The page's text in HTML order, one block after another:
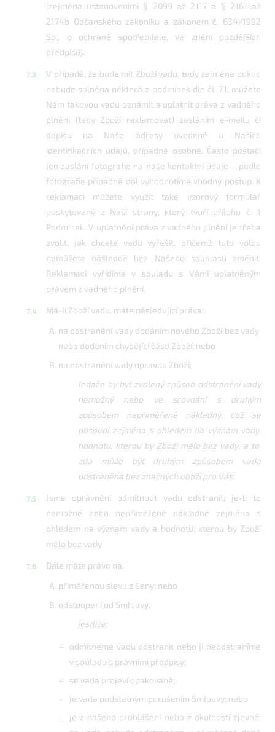
(zejména ustanoveními § 2099 až 2117 a § 2161 až
2174b Občanského zákoníku a zákonem č. 634/1992
Sb., o ochraně spotřebitele, ve znění pozdějších
předpisů).
V případě, že bude mít Zboží vadu, tedy zejména pokud
nebude splněna některá z podmínek dle čl. 7.1, můžete
Nám takovou vadu oznámit a uplatnit práva z vadného
plnění (tedy Zboží reklamovat) zasláním e-mailu či
dopisu na Naše adresy uvedené u Našich
identifikačních údajů, případně osobně. Často postačí
jen zaslání fotografie na naše kontaktní údaje – podle
fotografie případně dál vyhodnotíme vhodný postup. K
reklamaci můžete využít také vzorový formulář
poskytovaný z Naší strany, který tvoří přílohu č. 1
Podmínek. V uplatnění práva z vadného plnění je třeba
zvolit, jak chcete vadu vyřešit, přičemž tuto volbu
nemůžete následně bez Našeho souhlasu změnit.
Reklamaci vyřídíme v souladu s Vámi uplatněným
právem z vadného plnění.
Má-li Zboží vadu, máte následující práva:
na odstranění vady dodáním nového Zboží bez vady,
nebo dodáním chybějící části Zboží; nebo
na odstranění vady opravou Zboží,
ledaže by byl zvolený způsob odstranění vady
nemožný nebo ve srovnání s druhým
způsobem nepřiměřeně nákladný, což se
posoudí zejména s ohledem na význam vady,
hodnotu, kterou by Zboží mělo bez vady, a to,
zda může být druhým způsobem vada
odstraněna bez značných obtíží pro Vás.
Jsme oprávněni odmítnout vadu odstranit, je-li to
nemožné nebo nepřiměřeně nákladné zejména s
ohledem na význam vady a hodnotu, kterou by Zboží
mělo bez vady.
Dále máte právo na:
přiměřenou slevu z Ceny; nebo
odstoupení od Smlouvy,
jestliže:
odmítneme vadu odstranit nebo ji neodstraníme
v souladu s právními předpisy;
se vada projeví opakovaně;
je vada podstatným porušením Smlouvy; nebo
je z našeho prohlášení nebo z okolností zjevné,